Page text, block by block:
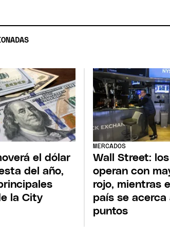
el dólar
del año,
la City
MERCADOS
Wall Street:
operan con
rojo, mientras
país se
puntos